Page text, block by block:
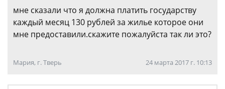
мне сказали что я должна платить государству
каждый месяц 130 рублей за жилье которое они
мне предоставили.скажите пожалуйста так ли это?
Мария, г. Тверь 24 марта 2017 г. 10:13